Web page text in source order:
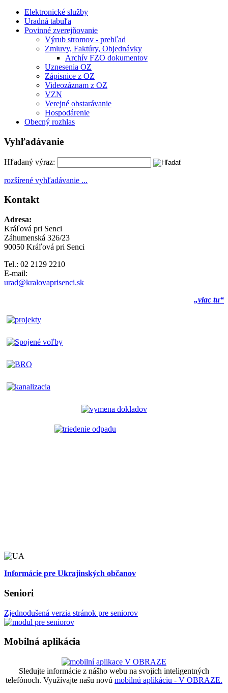
Elektronické služby
Uradná tabuľa
Povinné zverejňovanie
Výrub stromov - prehľad
Zmluvy, Faktúry, Objednávky
Archív FZO dokumentov
Uznesenia OZ
Zápisnice z OZ
Videozáznam z OZ
VZN
Verejné obstarávanie
Hospodárenie
Obecný rozhlas
Vyhľadávanie
Hľadaný výraz:
rozšírené vyhľadávanie ...
Kontakt
Adresa:
Kráľová pri Senci
Záhumenská 326/23
90050 Kráľová pri Senci
Tel.: 02 2129 2210
E-mail:
urad@kralovaprisenci.sk
„viac tu“
Informácie pre Ukrajinských občanov
Seniori
Zjednodušená verzia stránok pre seniorov
Mobilná aplikácia
Sledujte informácie z nášho webu na svojich inteligentných
telefónoch. Využívajte našu novú mobilnú aplikáciu - V OBRAZE.